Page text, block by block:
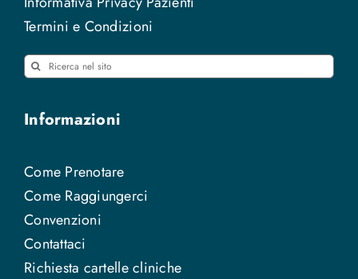
Termini e Condizioni
Cerca
Informazioni
Come Prenotare
Come Raggiungerci
Convenzioni
Contattaci
Richiesta cartelle cliniche